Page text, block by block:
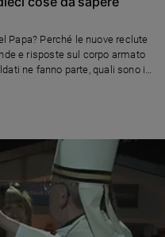
Papa? Perché le nuove reclute
e risposte sul corpo armato
ne fanno parte, quali sono i